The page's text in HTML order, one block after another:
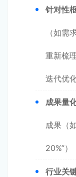
针对性
（如需
重新梳
迭代优
成果量
成果（
20%”）
行业关